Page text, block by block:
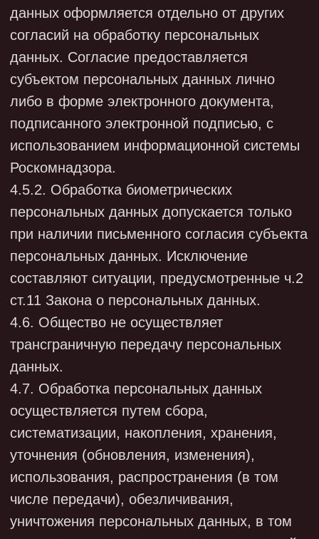
ПЕРСОНАЛЬНЫХ ДАННЫХ
6.1. Порядок уничтожения персональных
данных осуществляется в соответствии с
законодательством Российской Федерации и
Положением о порядке уничтожения
персональных данных в ООО
7. ЗАЩИТА ПЕРСОНАЛЬНЫХ ДАННЫХ.
ПРОЦЕДУРЫ, НАПРАВЛЕННЫЕ НА
ПРЕДОТВРАЩЕНИЕ И ВЫЯВЛЕНИЕ
НАРУШЕНИЙ ЗАКОНОДАТЕЛЬСТВА,
УСТРАНЕНИЕ ПОСЛЕДСТВИЙ ТАКИХ
7.1. «Внутренняя защита»
7.1.1. Для обеспечения внутренней защиты
персональных данных Общество соблюдает
ряд мер:
ограничивает и регламентирует состав
работников, функциональные
конфиденциальных знаний;
рационально размещает рабочие места,
таким образом, при котором исключалось
бы бесконтрольное использование
защищаемой информации;
знакомит работников с требованиями
защите персональных данных и
сохранении конфиденциальной
обеспечивает необходимые условия в